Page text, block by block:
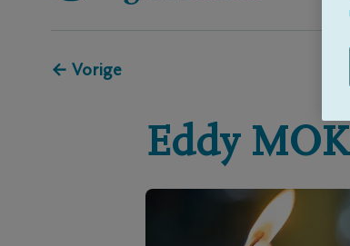
← Vorige
Eddy